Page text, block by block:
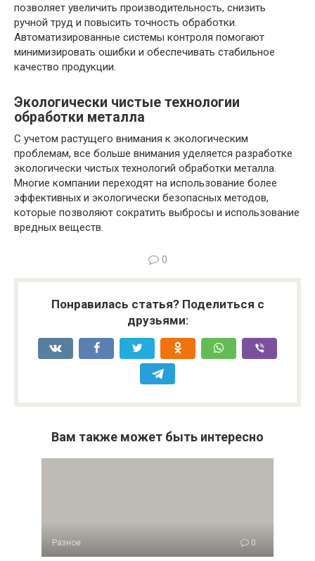
позволяет увеличить производительность, снизить
ручной труд и повысить точность обработки.
Автоматизированные системы контроля помогают
минимизировать ошибки и обеспечивать стабильное
качество продукции.
Экологически чистые технологии
обработки металла
С учетом растущего внимания к экологическим
проблемам, все больше внимания уделяется разработке
экологически чистых технологий обработки металла.
Многие компании переходят на использование более
эффективных и экологически безопасных методов,
которые позволяют сократить выбросы и использование
вредных веществ.
0
Понравилась статья? Поделиться с
друзьями:
Вам также может быть интересно
Разное 0